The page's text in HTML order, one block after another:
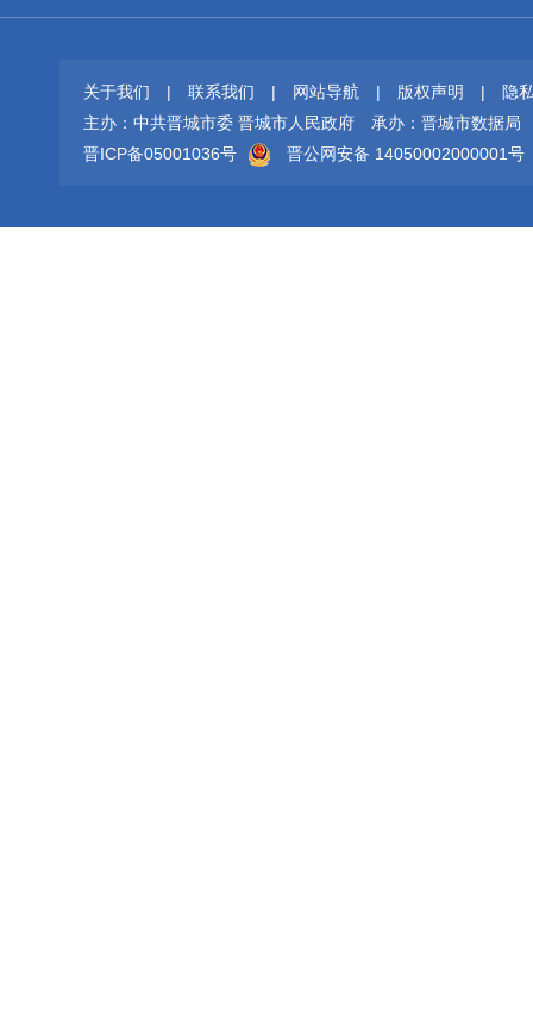
关于我们 | 联系我们 | 网站导航 | 版权声明 |
隐
主办：中共晋城市委 晋城市人民政府
承办：晋城市数据局
晋ICP备05001036号
晋公网安备 14050002000001号